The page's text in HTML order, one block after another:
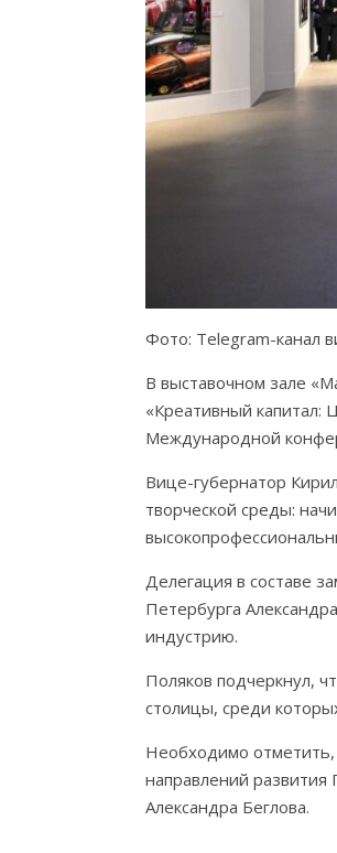
Фото: Telegram-канал
В выставочном зале
«Креативный капитал:
Международной
Вице-губернатор
творческой среды:
Делегация в составе
Петербурга
индустрию.
Поляков подчеркнул,
столицы, среди
Необходимо отметить,
направлений развития
Александра Беглова.